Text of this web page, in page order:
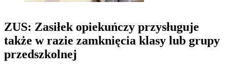
ZUS: Zasiłek opiekuńczy przysługuje
także w razie zamknięcia klasy lub grupy
przedszkolnej